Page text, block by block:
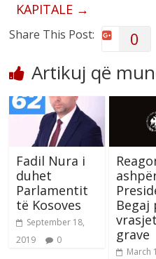
KAPITALE →
Share This Post: 0
Artikuj që
Fadil Nura i
duhet
Parlamentit
të Kosoves
September 18,
2019
0
Begaj
grave
March